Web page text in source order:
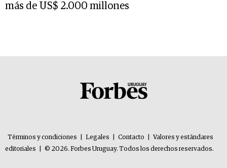
más de US$ 2.000 millones
Términos y condiciones Legales Contacto
Valores y estándares
editoriales
© 2026. Forbes Uruguay. Todos los derechos reservados.